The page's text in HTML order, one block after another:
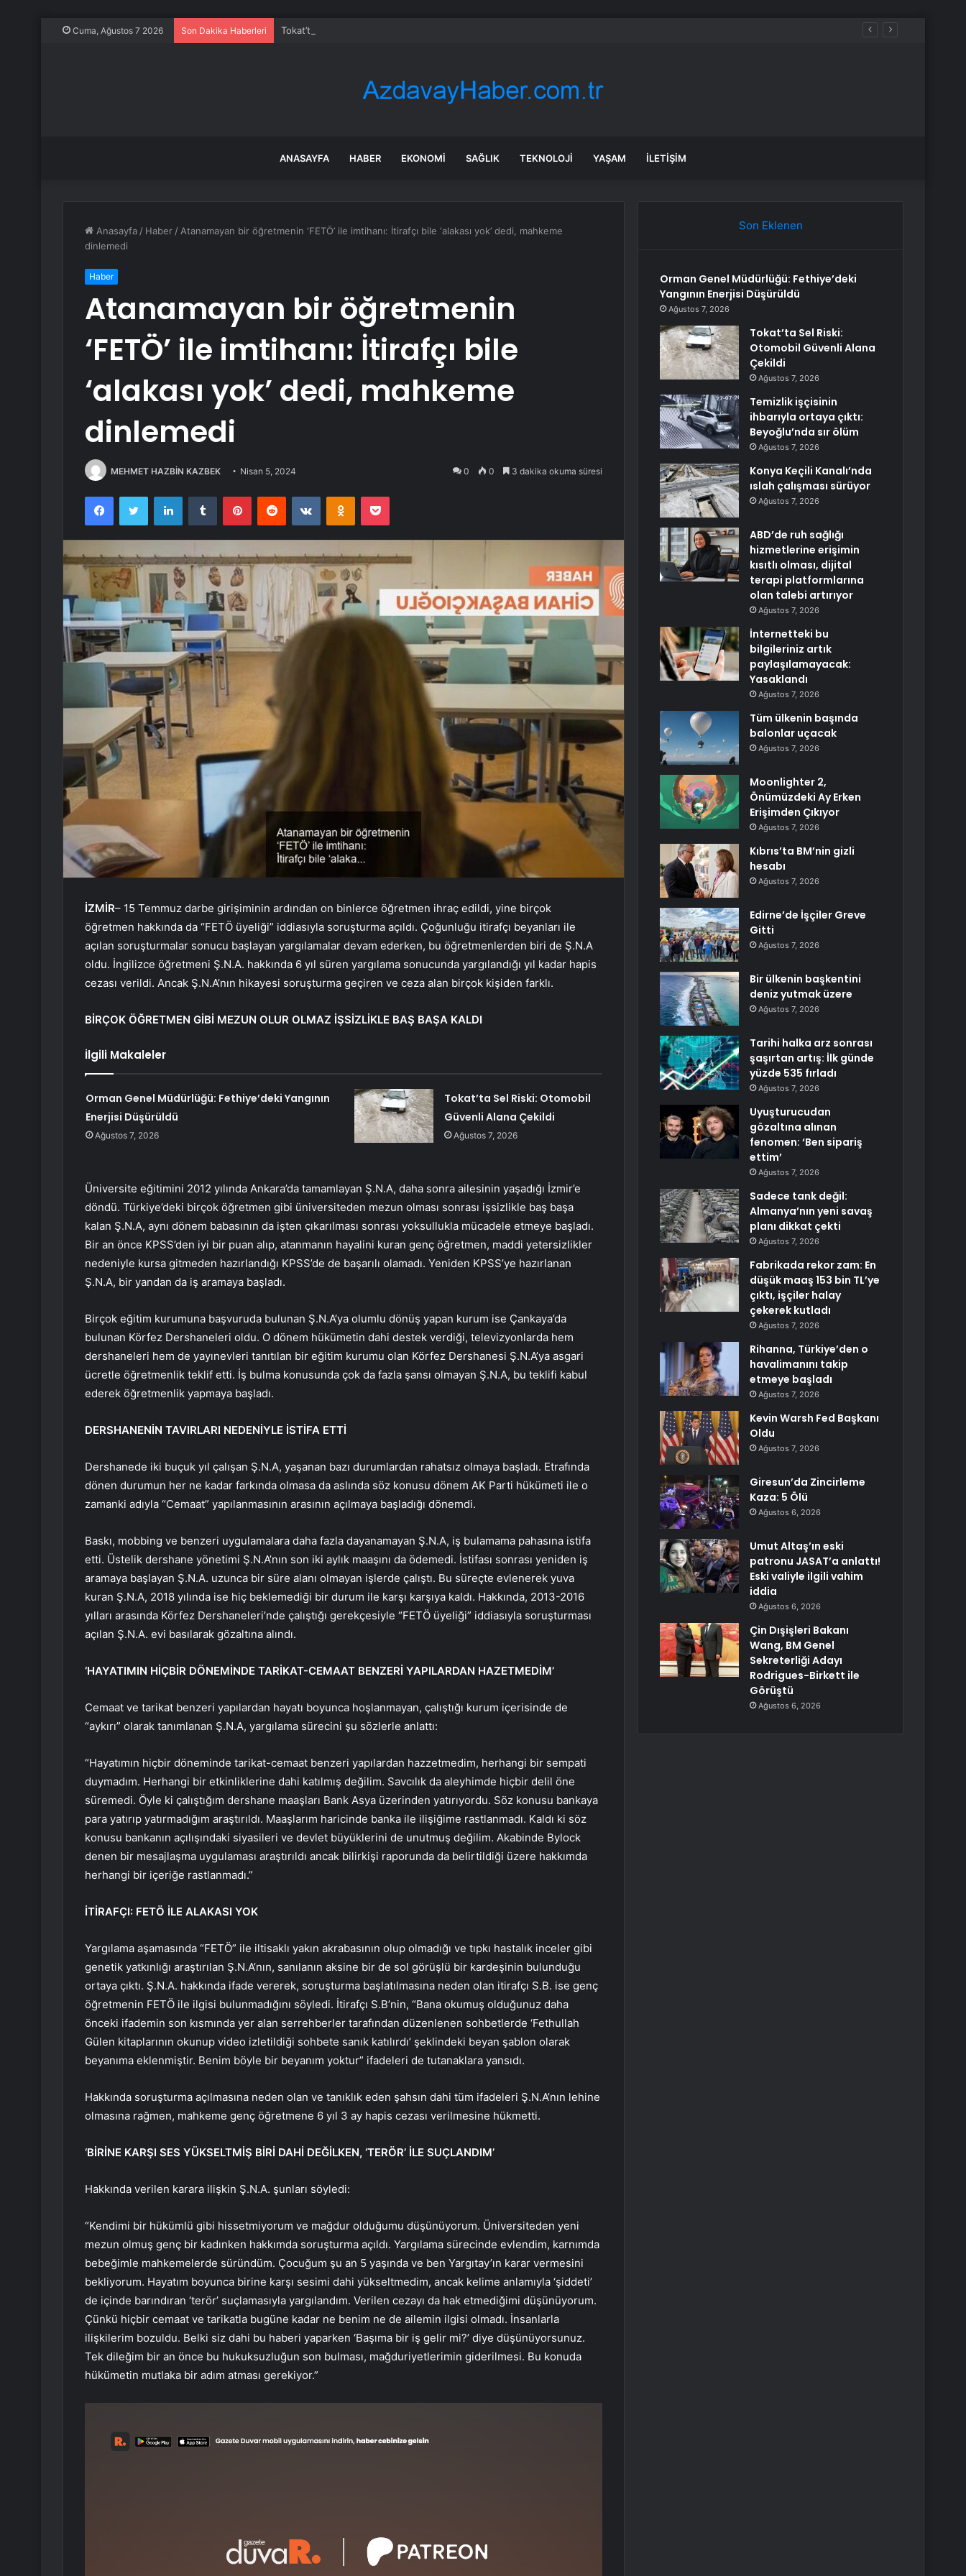
Cuma, Ağustos 7 2026 Son Dakika Haberleri Tokat’ta Sel Riski: Otomobil Güvenli Alana Çekildi
ANASAYFA HABER EKONOMI SAĞLIK TEKNOLOJI YAŞAM İLETIŞIM
Anasayfa / Haber / Atanamayan bir öğretmenin ‘FETÖ’ ile imtihanı: İtirafçı bile ‘alakası yok’ dedi, mahkeme
dinlemedi
Haber
Atanamayan bir öğretmenin
‘FETÖ’ ile imtihanı: İtirafçı bile
‘alakası yok’ dedi, mahkeme
dinlemedi
MEHMET HAZBİN KAZBEK Nisan 5, 2024 0 0 3 dakika okuma süresi
FacebookTwitter LinkedInTumblr PinterestReddit VKontakteOdnoklassniki
Pocket
İZMİR– 15 Temmuz darbe girişiminin ardından on binlerce öğretmen ihraç edildi, yine birçok
öğretmen hakkında da “FETÖ üyeliği” iddiasıyla soruşturma açıldı. Çoğunluğu itirafçı beyanları ile
açılan soruşturmalar sonucu başlayan yargılamalar devam ederken, bu öğretmenlerden biri de Ş.N.A
oldu. İngilizce öğretmeni Ş.N.A. hakkında 6 yıl süren yargılama sonucunda yargılandığı yıl kadar hapis
cezası verildi. Ancak Ş.N.A’nın hikayesi soruşturma geçiren ve ceza alan birçok kişiden farklı.
BİRÇOK ÖĞRETMEN GİBİ MEZUN OLUR OLMAZ İŞSİZLİKLE BAŞ BAŞA KALDI
İlgili Makaleler
Orman Genel Müdürlüğü: Fethiye’deki Yangının
Enerjisi Düşürüldü
Ağustos 7, 2026
Tokat’ta Sel Riski: Otomobil
Güvenli Alana Çekildi
Ağustos 7, 2026
Üniversite eğitimini 2012 yılında Ankara’da tamamlayan Ş.N.A, daha sonra ailesinin yaşadığı İzmir’e
döndü. Türkiye’deki birçok öğretmen gibi üniversiteden mezun olması sonrası işsizlikle baş başa
kalan Ş.N.A, aynı dönem babasının da işten çıkarılması sonrası yoksullukla mücadele etmeye başladı.
Bir an önce KPSS’den iyi bir puan alıp, atanmanın hayalini kuran genç öğretmen, maddi yetersizlikler
nedeniyle kursa gitmeden hazırlandığı KPSS’de de başarılı olamadı. Yeniden KPSS’ye hazırlanan
Ş.N.A, bir yandan da iş aramaya başladı.
Birçok eğitim kurumuna başvuruda bulunan Ş.N.A‘ya olumlu dönüş yapan kurum ise Çankaya’da
bulunan Körfez Dershaneleri oldu. O dönem hükümetin dahi destek verdiği, televizyonlarda hem
dershaneleri hem de yayınevleri tanıtılan bir eğitim kurumu olan Körfez Dershanesi Ş.N.A’ya asgari
ücretle öğretmenlik teklif etti. İş bulma konusunda çok da fazla şansı olmayan Ş.N.A, bu teklifi kabul
ederek öğretmenlik yapmaya başladı.
DERSHANENİN TAVIRLARI NEDENİYLE İSTİFA ETTİ
Dershanede iki buçuk yıl çalışan Ş.N.A, yaşanan bazı durumlardan rahatsız olmaya başladı. Etrafında
dönen durumun her ne kadar farkında olmasa da aslında söz konusu dönem AK Parti hükümeti ile o
zamanki adıyla “Cemaat” yapılanmasının arasının açılmaya başladığı dönemdi.
Baskı, mobbing ve benzeri uygulamalara daha fazla dayanamayan Ş.N.A, iş bulamama pahasına istifa
etti. Üstelik dershane yönetimi Ş.N.A’nın son iki aylık maaşını da ödemedi. İstifası sonrası yeniden iş
aramaya başlayan Ş.N.A. uzunca bir süre alanı olmayan işlerde çalıştı. Bu süreçte evlenerek yuva
kuran Ş.N.A, 2018 yılında ise hiç beklemediği bir durum ile karşı karşıya kaldı. Hakkında, 2013-2016
yılları arasında Körfez Dershaneleri’nde çalıştığı gerekçesiyle “FETÖ üyeliği” iddiasıyla soruşturması
açılan Ş.N.A. evi basılarak gözaltına alındı.
‘HAYATIMIN HİÇBİR DÖNEMİNDE TARİKAT-CEMAAT BENZERİ YAPILARDAN HAZETMEDİM’
Cemaat ve tarikat benzeri yapılardan hayatı boyunca hoşlanmayan, çalıştığı kurum içerisinde de
“aykırı” olarak tanımlanan Ş.N.A, yargılama sürecini şu sözlerle anlattı:
“Hayatımın hiçbir döneminde tarikat-cemaat benzeri yapılardan hazzetmedim, herhangi bir sempati
duymadım. Herhangi bir etkinliklerine dahi katılmış değilim. Savcılık da aleyhimde hiçbir delil öne
süremedi. Öyle ki çalıştığım dershane maaşları Bank Asya üzerinden yatırıyordu. Söz konusu bankaya
para yatırıp yatırmadığım araştırıldı. Maaşlarım haricinde banka ile ilişiğime rastlanmadı. Kaldı ki söz
konusu bankanın açılışındaki siyasileri ve devlet büyüklerini de unutmuş değilim. Akabinde Bylock
denen bir mesajlaşma uygulaması araştırıldı ancak bilirkişi raporunda da belirtildiği üzere hakkımda
herhangi bir içeriğe rastlanmadı.”
İTİRAFÇI: FETÖ İLE ALAKASI YOK
Yargılama aşamasında “FETÖ” ile iltisaklı yakın akrabasının olup olmadığı ve tıpkı hastalık inceler gibi
genetik yatkınlığı araştırılan Ş.N.A’nın, sanılanın aksine bir de sol görüşlü bir kardeşinin bulunduğu
ortaya çıktı. Ş.N.A. hakkında ifade vererek, soruşturma başlatılmasına neden olan itirafçı S.B. ise genç
öğretmenin FETÖ ile ilgisi bulunmadığını söyledi. İtirafçı S.B’nin, “Bana okumuş olduğunuz daha
önceki ifademin son kısmında yer alan serrehberler tarafından düzenlenen sohbetlerde ‘Fethullah
Gülen kitaplarının okunup video izletildiği sohbete sanık katılırdı’ şeklindeki beyan şablon olarak
beyanıma eklenmiştir. Benim böyle bir beyanım yoktur” ifadeleri de tutanaklara yansıdı.
Hakkında soruşturma açılmasına neden olan ve tanıklık eden şahsın dahi tüm ifadeleri Ş.N.A’nın lehine
olmasına rağmen, mahkeme genç öğretmene 6 yıl 3 ay hapis cezası verilmesine hükmetti.
‘BİRİNE KARŞI SES YÜKSELTMİŞ BİRİ DAHİ DEĞİLKEN, ‘TERÖR’ İLE SUÇLANDIM’
Hakkında verilen karara ilişkin Ş.N.A. şunları söyledi:
“Kendimi bir hükümlü gibi hissetmiyorum ve mağdur olduğumu düşünüyorum. Üniversiteden yeni
mezun olmuş genç bir kadınken hakkımda soruşturma açıldı. Yargılama sürecinde evlendim, karnımda
bebeğimle mahkemelerde süründüm. Çocuğum şu an 5 yaşında ve ben Yargıtay’ın karar vermesini
bekliyorum. Hayatım boyunca birine karşı sesimi dahi yükseltmedim, ancak kelime anlamıyla ‘şiddeti’
de içinde barındıran ‘terör’ suçlamasıyla yargılandım. Verilen cezayı da hak etmediğimi düşünüyorum.
Çünkü hiçbir cemaat ve tarikatla bugüne kadar ne benim ne de ailemin ilgisi olmadı. İnsanlarla
ilişkilerim bozuldu. Belki siz dahi bu haberi yaparken ‘Başıma bir iş gelir mi?​’ diye düşünüyorsunuz.
Tek dileğim bir an önce bu hukuksuzluğun son bulması, mağduriyetlerimin giderilmesi. Bu konuda
hükümetin mutlaka bir adım atması gerekiyor.”
Son Eklenen
Orman Genel Müdürlüğü: Fethiye’deki
Yangının Enerjisi Düşürüldü
Ağustos 7, 2026
Tokat’ta Sel Riski:
Otomobil Güvenli Alana
Çekildi
Ağustos 7, 2026
Temizlik işçisinin
ihbarıyla ortaya çıktı:
Beyoğlu’nda sır ölüm
Ağustos 7, 2026
Konya Keçili Kanalı’nda
ıslah çalışması sürüyor
Ağustos 7, 2026
ABD’de ruh sağlığı
hizmetlerine erişimin
kısıtlı olması, dijital
terapi platformlarına
olan talebi artırıyor
Ağustos 7, 2026
İnternetteki bu
bilgileriniz artık
paylaşılamayacak:
Yasaklandı
Ağustos 7, 2026
Tüm ülkenin başında
balonlar uçacak
Ağustos 7, 2026
Moonlighter 2,
Önümüzdeki Ay Erken
Erişimden Çıkıyor
Ağustos 7, 2026
Kıbrıs’ta BM’nin gizli
hesabı
Ağustos 7, 2026
Edirne’de İşçiler Greve
Gitti
Ağustos 7, 2026
Bir ülkenin başkentini
deniz yutmak üzere
Ağustos 7, 2026
Tarihi halka arz sonrası
şaşırtan artış: İlk günde
yüzde 535 fırladı
Ağustos 7, 2026
Uyuşturucudan
gözaltına alınan
fenomen: ‘Ben sipariş
ettim’
Ağustos 7, 2026
Sadece tank değil:
Almanya’nın yeni savaş
planı dikkat çekti
Ağustos 7, 2026
Fabrikada rekor zam: En
düşük maaş 153 bin TL’ye
çıktı, işçiler halay
çekerek kutladı
Ağustos 7, 2026
Rihanna, Türkiye’den o
havalimanını takip
etmeye başladı
Ağustos 7, 2026
Kevin Warsh Fed Başkanı
Oldu
Ağustos 7, 2026
Giresun’da Zincirleme
Kaza: 5 Ölü
Ağustos 6, 2026
Umut Altaş’ın eski
patronu JASAT’a anlattı!
Eski valiyle ilgili vahim
iddia
Ağustos 6, 2026
Çin Dışişleri Bakanı
Wang, BM Genel
Sekreterliği Adayı
Rodrigues-Birkett ile
Görüştü
Ağustos 6, 2026